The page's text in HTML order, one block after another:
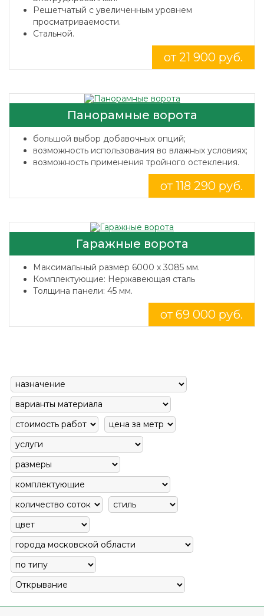
Решетчатый с увеличенным уровнем
просматриваемости.
Стальной.
от 21 900 руб.
Панорамные ворота
большой выбор добавочных опций;
возможность использования во влажных условиях;
возможность применения тройного остекления.
от 118 290 руб.
Гаражные ворота
Максимальный размер 6000 x 3085 мм.
Комплектующие: Нержавеющая сталь
Толщина панели: 45 мм.
от 69 000 руб.